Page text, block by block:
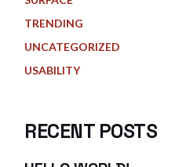
TRENDING
UNCATEGORIZED
USABILITY
RECENT POSTS